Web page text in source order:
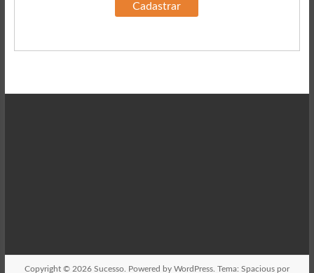
Copyright © 2026 Sucesso. Powered by WordPress. Tema: Spacious por